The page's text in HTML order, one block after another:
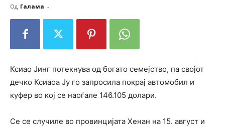
Од Галама -
Ксиао Јинг потекнува од богато семејство, па својот
дечко Ксиаоа Ју го запросила покрај автомобил и
куфер во кој се наоѓале 146.105 долари.
Се се случиле во провинцијата Хенан на 15. август и